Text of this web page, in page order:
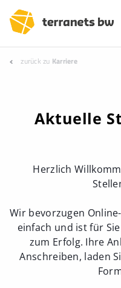
zurück zu Karriere
Aktuelle
Herzlich
Wir bevorzugen
einfach und ist für
zum Erfolg. Ihre
Anschreiben, laden